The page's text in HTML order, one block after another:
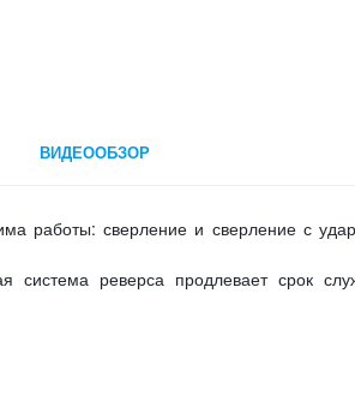
ВИДЕООБЗОР
работы: сверление и сверление с
система реверса продлевает срок